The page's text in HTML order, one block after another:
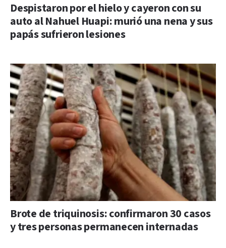
Despistaron por el hielo y cayeron con su
auto al Nahuel Huapi: murió una nena y sus
papás sufrieron lesiones
Brote de triquinosis: confirmaron 30 casos
y tres personas permanecen internadas